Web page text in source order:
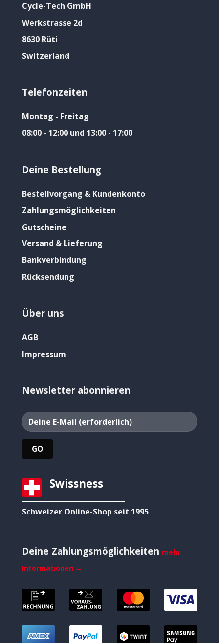
Cycle-Tech GmbH
Werkstrasse 2d
8630 Rüti
Switzerland
Telefonzeiten
Montag - Freitag
08:00 - 12:00 und 13:00 - 17:00
Deine Bestellung
Bestellvorgang & Kundenkonto
Zahlungsmöglichkeiten
Gutscheine
Versand & Lieferung
Bankverbindung
Rücksendung
Über uns
AGB
Impressum
Newsletter abonnieren
Swissness
Schweizer Online-Shop seit 1995
Deine Zahlungsmöglichkeiten mehr
Informationen →